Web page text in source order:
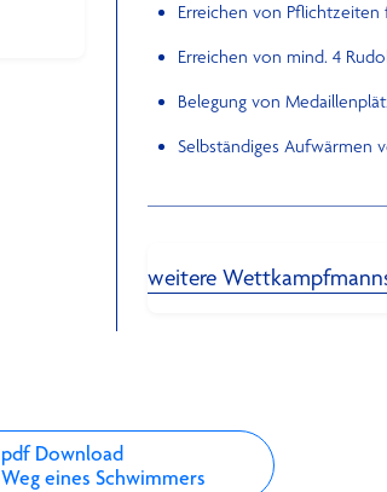
Erreichen von Pflichtzeiten
Erreichen von mind. 4
Belegung von
Selbständiges Aufwärmen
weitere
pdf Download
Weg eines Schwimmers